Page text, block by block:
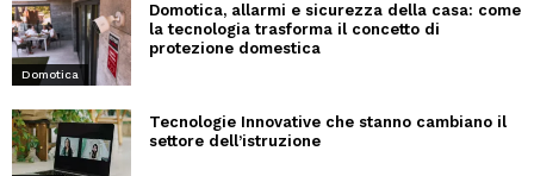
Domotica
Domotica, allarmi e sicurezza della casa: come
la tecnologia trasforma il concetto di
protezione domestica
Tecnologie Innovative che stanno cambiano il
settore dell’istruzione